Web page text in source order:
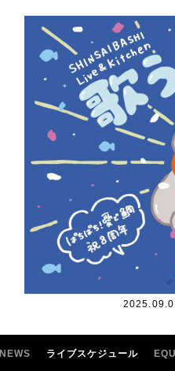
NEWS ライブスケジュール